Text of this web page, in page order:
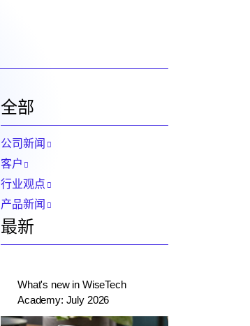
全部
公司新闻
客户
行业观点
产品新闻
最新
What's new in WiseTech
Academy: July 2026